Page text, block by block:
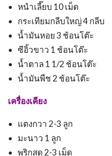
หนำเลี๊ยบ 10 เม็ด
กระเทียมกลีบใหญ่ 4 กลีบ
น้ำมันหอย 3 ช้อนโต๊ะ
ซีอิ้วขาว 1 ช้อนโต๊ะ
น้ำตาล 1 1/2 ช้อนโต๊ะ
น้ำมันพืช 2 ช้อนโต๊ะ
เครื่องเคียง
แตงกวา 2-3 ลูก
มะนาว 1 ลูก
พริกสด 2-3 เม็ด